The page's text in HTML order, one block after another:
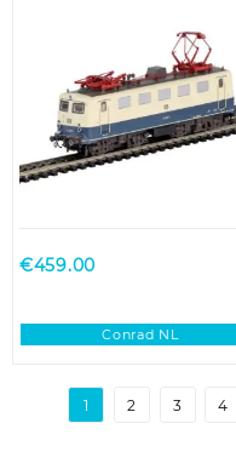
€459.00
Conrad NL
1 2 3 4